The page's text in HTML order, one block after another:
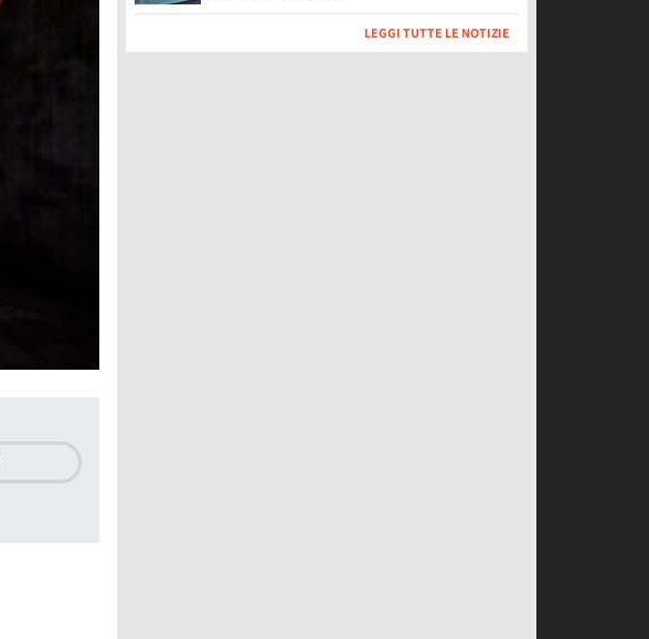
LEGGI TUTTE LE NOTIZIE